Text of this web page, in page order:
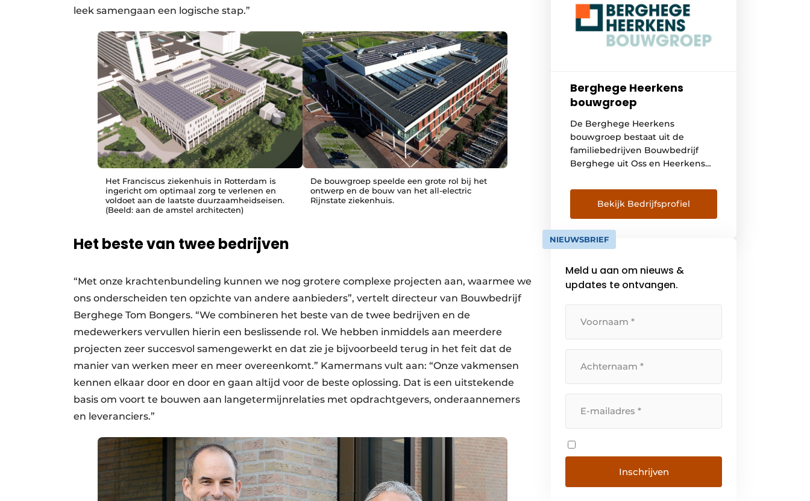
leek samengaan een logische stap.”
Het Franciscus ziekenhuis in Rotterdam is
ingericht om optimaal zorg te verlenen en
voldoet aan de laatste duurzaamheidseisen.
(Beeld: aan de amstel architecten)
De bouwgroep speelde een grote rol bij het
ontwerp en de bouw van het all-electric
Rijnstate ziekenhuis.
Het beste van twee bedrijven
“Met onze krachtenbundeling kunnen we nog grotere complexe projecten aan, waarmee we
ons onderscheiden ten opzichte van andere aanbieders”, vertelt directeur van Bouwbedrijf
Berghege Tom Bongers. “We combineren het beste van de twee bedrijven en de
medewerkers vervullen hierin een beslissende rol. We hebben inmiddels aan meerdere
projecten zeer succesvol samengewerkt en dat zie je bijvoorbeeld terug in het feit dat de
manier van werken meer en meer overeenkomt.” Kamermans vult aan: “Onze vakmensen
kennen elkaar door en door en gaan altijd voor de beste oplossing. Dat is een uitstekende
basis om voort te bouwen aan langetermijnrelaties met opdrachtgevers, onderaannemers
en leveranciers.”
Berghege Heerkens
bouwgroep
De Berghege Heerkens
bouwgroep bestaat uit de
familiebedrijven Bouwbedrijf
Berghege uit Oss en Heerkens
bouwgroep behoort tot de top
van Nederlandse bouwbedrijven.
Wij richten ons op utiliteitsbouw
en dan met name op de
sectoren zorg, onderwijs en
bedrijven, maatschappelijk
vastgoed en retail. Daarnaast zijn
Bekijk Bedrijfsprofiel
NIEUWSBRIEF
Meld u aan om nieuws &
updates te ontvangen.